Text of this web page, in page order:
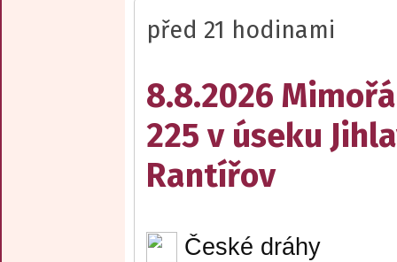
před 21 hodinami
8.8.2026
225 v úseku
Rantířov
České dráhy